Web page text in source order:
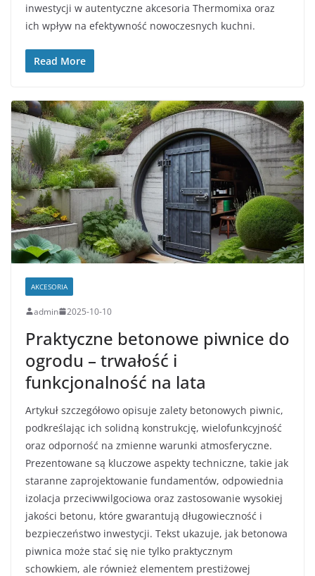
inwestycji w autentyczne akcesoria Thermomixa oraz
ich wpływ na efektywność nowoczesnych kuchni.
Read More
AKCESORIA
admin 2025-10-10
Praktyczne betonowe piwnice do
ogrodu – trwałość i
funkcjonalność na lata
Artykuł szczegółowo opisuje zalety betonowych piwnic,
podkreślając ich solidną konstrukcję, wielofunkcyjność
oraz odporność na zmienne warunki atmosferyczne.
Prezentowane są kluczowe aspekty techniczne, takie jak
staranne zaprojektowanie fundamentów, odpowiednia
izolacja przeciwwilgociowa oraz zastosowanie wysokiej
jakości betonu, które gwarantują długowieczność i
bezpieczeństwo inwestycji. Tekst ukazuje, jak betonowa
piwnica może stać się nie tylko praktycznym
schowkiem, ale również elementem prestiżowej